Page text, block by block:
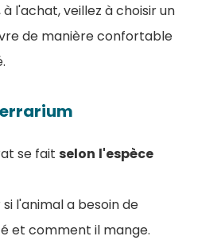
à l'achat, veillez à choisir un
de manière confortable
se fait selon l'espèce
l'animal a besoin de
et comment il mange.